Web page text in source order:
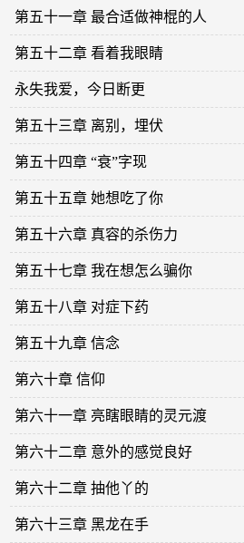
第五十一章 最合适做神棍的人
第五十二章 看着我眼睛
永失我爱，今日断更
第五十三章 离别，埋伏
第五十四章 “衰”字现
第五十五章 她想吃了你
第五十六章 真容的杀伤力
第五十七章 我在想怎么骗你
第五十八章 对症下药
第五十九章 信念
第六十章 信仰
第六十一章 亮瞎眼睛的灵元渡
第六十二章 意外的感觉良好
第六十二章 抽他丫的
第六十三章 黑龙在手